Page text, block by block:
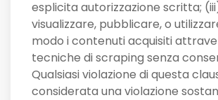
esplicita autorizzazione scritta;
visualizzare, pubblicare, o
modo i contenuti acquisiti
tecniche di scraping senza
Qualsiasi violazione di questa
considerata una violazione